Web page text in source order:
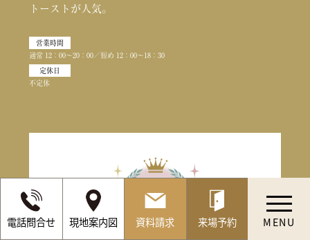
トーストが人気。
営業時間
通常 12：00〜20：00／短め 12：00〜18：30
定休日
不定休
電話問合せ 現地案内図 資料請求 来場予約 MENU
【初回のご予約】
オンライン見学会